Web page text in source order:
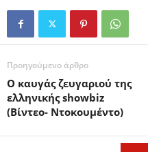
Προηγούμενο άρθρο
Ο καυγάς ζευγαριού της
ελληνικής showbiz
(Βίντεο- Ντοκουμέντο)